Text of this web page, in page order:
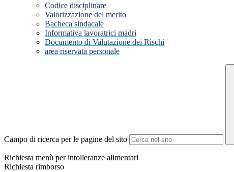
Codice disciplinare
Valorizzazione del merito
Bacheca sindacale
Informativa lavoratrici madri
Documento di Valutazione dei Rischi
area riservata personale
Campo di ricerca per le pagine del sito
Richiesta menù per intolleranze alimentari
Richiesta rimborso